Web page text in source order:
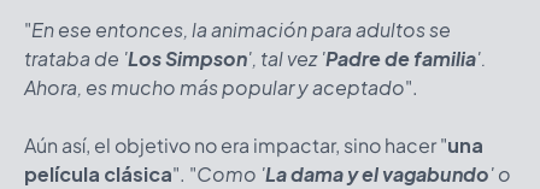
"En ese entonces, la animación para adultos se
trataba de 'Los Simpson', tal vez 'Padre de familia'.
Ahora, es mucho más popular y aceptado".
Aún así, el objetivo no era impactar, sino hacer "una
película clásica". "Como 'La dama y el vagabundo' o